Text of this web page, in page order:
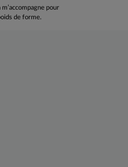
pour
de forme.